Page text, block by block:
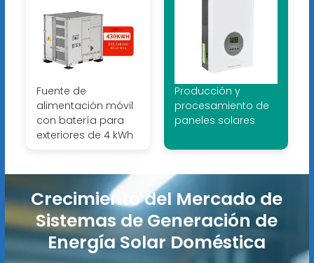
Fuente de
alimentación móvil
con batería para
exteriores de 4 kWh
Producción y
procesamiento de
paneles solares
Crecimiento del Mercado de
Sistemas de Generación de
Energía Solar Doméstica